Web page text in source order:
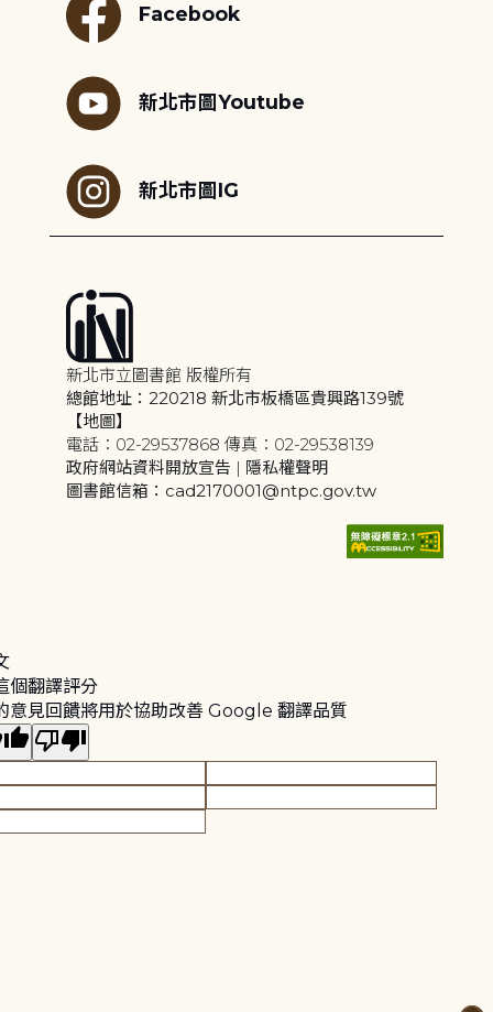
Facebook
新北市圖Youtube
新北市圖IG
新北市立圖書館 版權所有
總館地址：220218 新北市板橋區貴興路139號
【地圖】
電話：02-29537868 傳真：02-29538139
政府網站資料開放宣告 | 隱私權聲明
圖書館信箱：cad2170001@ntpc.gov.tw
個翻譯評分
意見回饋將用於協助改善 Google 翻譯品質